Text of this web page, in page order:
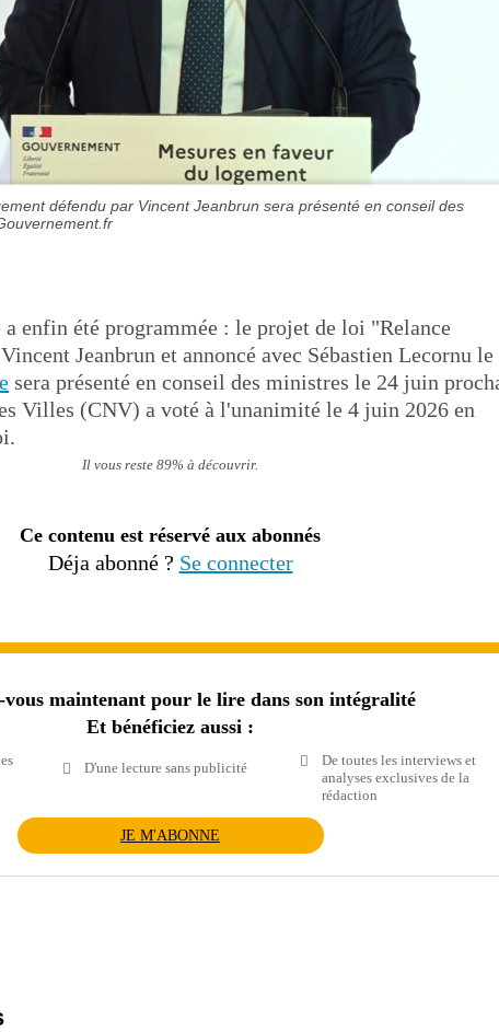
défendu par Vincent Jeanbrun sera présenté en conseil des
a enfin été programmée : le projet de loi "Relance
Jeanbrun et annoncé avec Sébastien Lecornu le
sera présenté en conseil des ministres le 24 juin
Villes (CNV) a voté à l'unanimité le 4 juin 2026 en
Il vous reste 89% à découvrir.
Ce contenu est réservé aux abonnés
Déja abonné ? Se connecter
vous maintenant pour le lire dans son intégralité
Et bénéficiez aussi :
D'une lecture sans publicité
De toutes les interviews et
analyses exclusives de la
rédaction
JE M'ABONNE